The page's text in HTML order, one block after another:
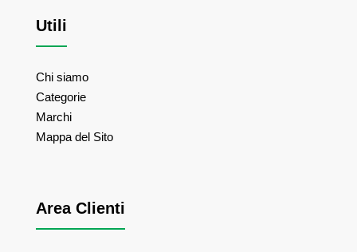
Utili
Chi siamo
Categorie
Marchi
Mappa del Sito
Area Clienti